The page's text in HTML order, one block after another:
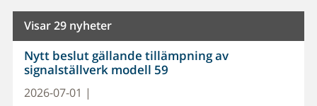
Visar 29 nyheter
Nytt beslut gällande tillämpning av
signalställverk modell 59
2026-07-01 |